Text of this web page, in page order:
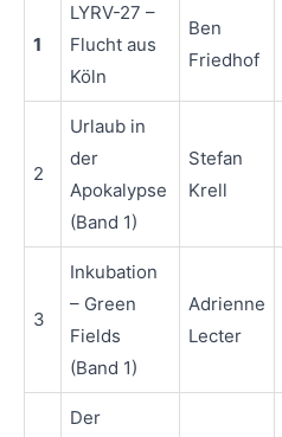
1
LYRV-27 –
Flucht aus
Köln
Ben
Friedhof
2
Urlaub in
der
Apokalypse
(Band 1)
Stefan
Krell
3
Inkubation
– Green
Fields
(Band 1)
Adrienne
Lecter
Der